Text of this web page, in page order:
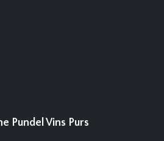
Pundel Vins Purs